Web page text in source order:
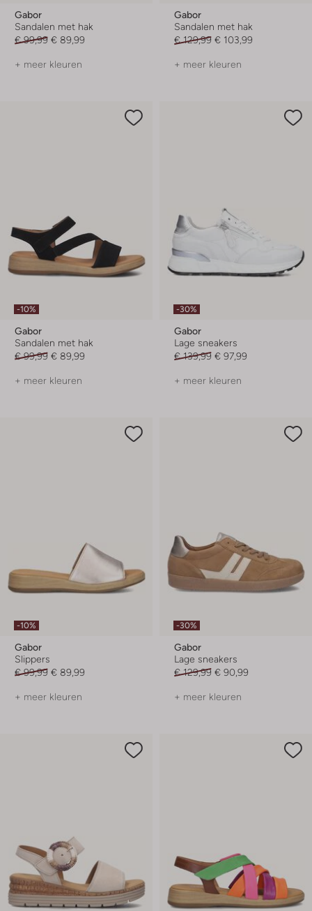
Gabor
Sandalen met hak
€ 99,99 € 89,99
+ meer kleuren
Gabor
Sandalen met hak
€ 129,99 € 103,99
+ meer kleuren
-10%
Gabor
Sandalen met hak
€ 99,99 € 89,99
+ meer kleuren
-30%
Gabor
Lage sneakers
€ 139,99 € 97,99
+ meer kleuren
-10%
Gabor
Slippers
€ 99,99 € 89,99
+ meer kleuren
-30%
Gabor
Lage sneakers
€ 129,99 € 90,99
+ meer kleuren